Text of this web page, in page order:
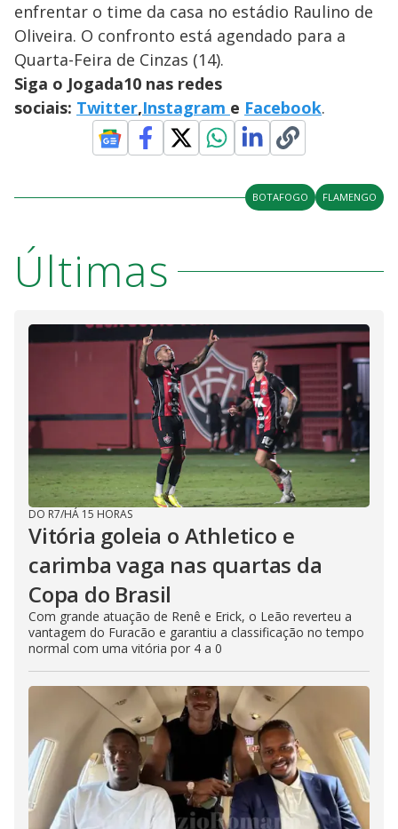
enfrentar o time da casa no estádio Raulino de
Oliveira. O confronto está agendado para a
Quarta-Feira de Cinzas (14).
Siga o Jogada10 nas redes
sociais: Twitter,Instagram e Facebook.
BOTAFOGO FLAMENGO
Últimas
DO R7/HÁ 15 HORAS
Vitória goleia o Athletico e
carimba vaga nas quartas da
Copa do Brasil
Com grande atuação de Renê e Erick, o Leão reverteu a
vantagem do Furacão e garantiu a classificação no tempo
normal com uma vitória por 4 a 0